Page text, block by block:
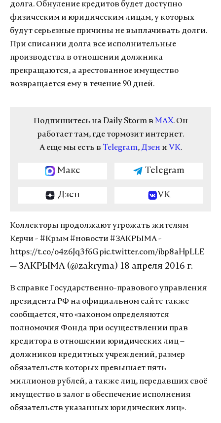
долга. Обнуление кредитов будет доступно
физическим и юридическим лицам, у которых
будут серьезные причины не выплачивать долги.
При списании долга все исполнительные
производства в отношении должника
прекращаются, а арестованное имущество
возвращается ему в течение 90 дней.
Подпишитесь на Daily Storm в MAX. Он
работает там, где тормозит интернет.
А еще мы есть в Telegram, Дзен и VK.
Макс Telegram
Дзен VK
Коллекторы продолжают угрожать жителям
Керчи - #Крым#новости #ЗАКРЫМА-
https://t.co/o4z6Jq3f6G pic.twitter.com/ibp8aHpLLE
— ЗАКРЫМА (@zakryma) 18 апреля 2016 г.
В справке Государственно-правового управления
президента РФ на официальном сайте также
сообщается, что «законом определяются
полномочия Фонда при осуществлении прав
кредитора в отношении юридических лиц –
должников кредитных учреждений, размер
обязательств которых превышает пять
миллионов рублей, а также лиц, передавших своё
имущество в залог в обеспечение исполнения
обязательств указанных юридических лиц».